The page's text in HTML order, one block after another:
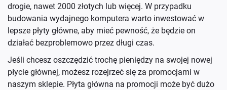
drogie, nawet 2000 złotych lub więcej. W przypadku
budowania wydajnego komputera warto inwestować w
lepsze płyty główne, aby mieć pewność, że będzie on
działać bezproblemowo przez długi czas.
Jeśli chcesz oszczędzić trochę pieniędzy na swojej nowej
płycie głównej, możesz rozejrzeć się za promocjami w
naszym sklepie. Płyta główna na promocji może być dużo